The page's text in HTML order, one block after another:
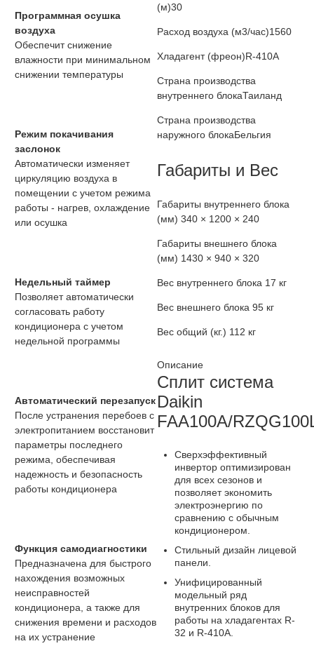
Программная осушка
воздуха
Обеспечит снижение
влажности при минимальном
снижении температуры
Режим покачивания
заслонок
Автоматически изменяет
циркуляцию воздуха в
помещении с учетом режима
работы - нагрев, охлаждение
или осушка
Недельный таймер
Позволяет автоматически
согласовать работу
кондиционера с учетом
недельной программы
Автоматический перезапуск
После устранения перебоев с
электропитанием восстановит
параметры последнего
режима, обеспечивая
надежность и безопасность
работы кондиционера
Функция самодиагностики
Предназначена для быстрого
нахождения возможных
неисправностей
кондиционера, а также для
снижения времени и расходов
на их устранение
(м)30
Расход воздуха (м3/час)1560
Хладагент (фреон)R-410A
Страна производства
внутреннего блокаТаиланд
Страна производства
наружного блокаБельгия
Габариты и Вес
Габариты внутреннего блока
(мм) 340 × 1200 × 240
Габариты внешнего блока
(мм) 1430 × 940 × 320
Вес внутреннего блока 17 кг
Вес внешнего блока 95 кг
Вес общий (кг.) 112 кг
Описание
Сплит система
Daikin
FAA100A/
Сверхэффективный
инвертор оптимизирован
для всех сезонов и
позволяет экономить
электроэнергию по
сравнению с обычным
кондиционером.
Стильный дизайн лицевой
панели.
Унифицированный
модельный ряд
внутренних блоков для
работы на хладагентах R-
32 и R-410A.